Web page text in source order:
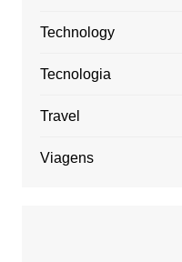
Technology
Tecnologia
Travel
Viagens